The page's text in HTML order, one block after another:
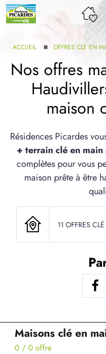
GAMME
SERVICE BDL EXTENSION
ACCUEIL OFFRES CLÉ EN
Nos offres
maison
Résidences Picardes
+ terrain clé en
complètes pour vous
maison prête à être
11 OFFRES
0 / 0 offre